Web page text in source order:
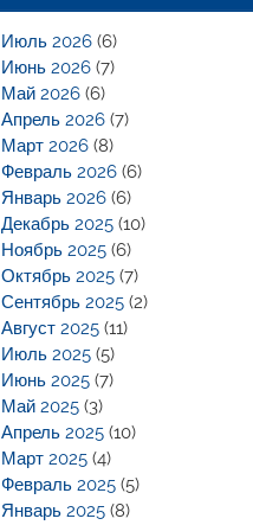
Июль 2026 (6)
Июнь 2026 (7)
Май 2026 (6)
Апрель 2026 (7)
Март 2026 (8)
Февраль 2026 (6)
Январь 2026 (6)
Декабрь 2025 (10)
Ноябрь 2025 (6)
Октябрь 2025 (7)
Сентябрь 2025 (2)
Август 2025 (11)
Июль 2025 (5)
Июнь 2025 (7)
Май 2025 (3)
Апрель 2025 (10)
Март 2025 (4)
Февраль 2025 (5)
Январь 2025 (8)